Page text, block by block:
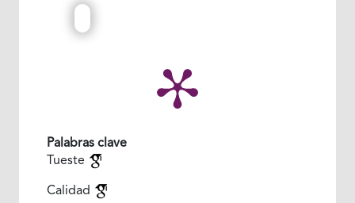
Palabras clave
Tueste
Calidad